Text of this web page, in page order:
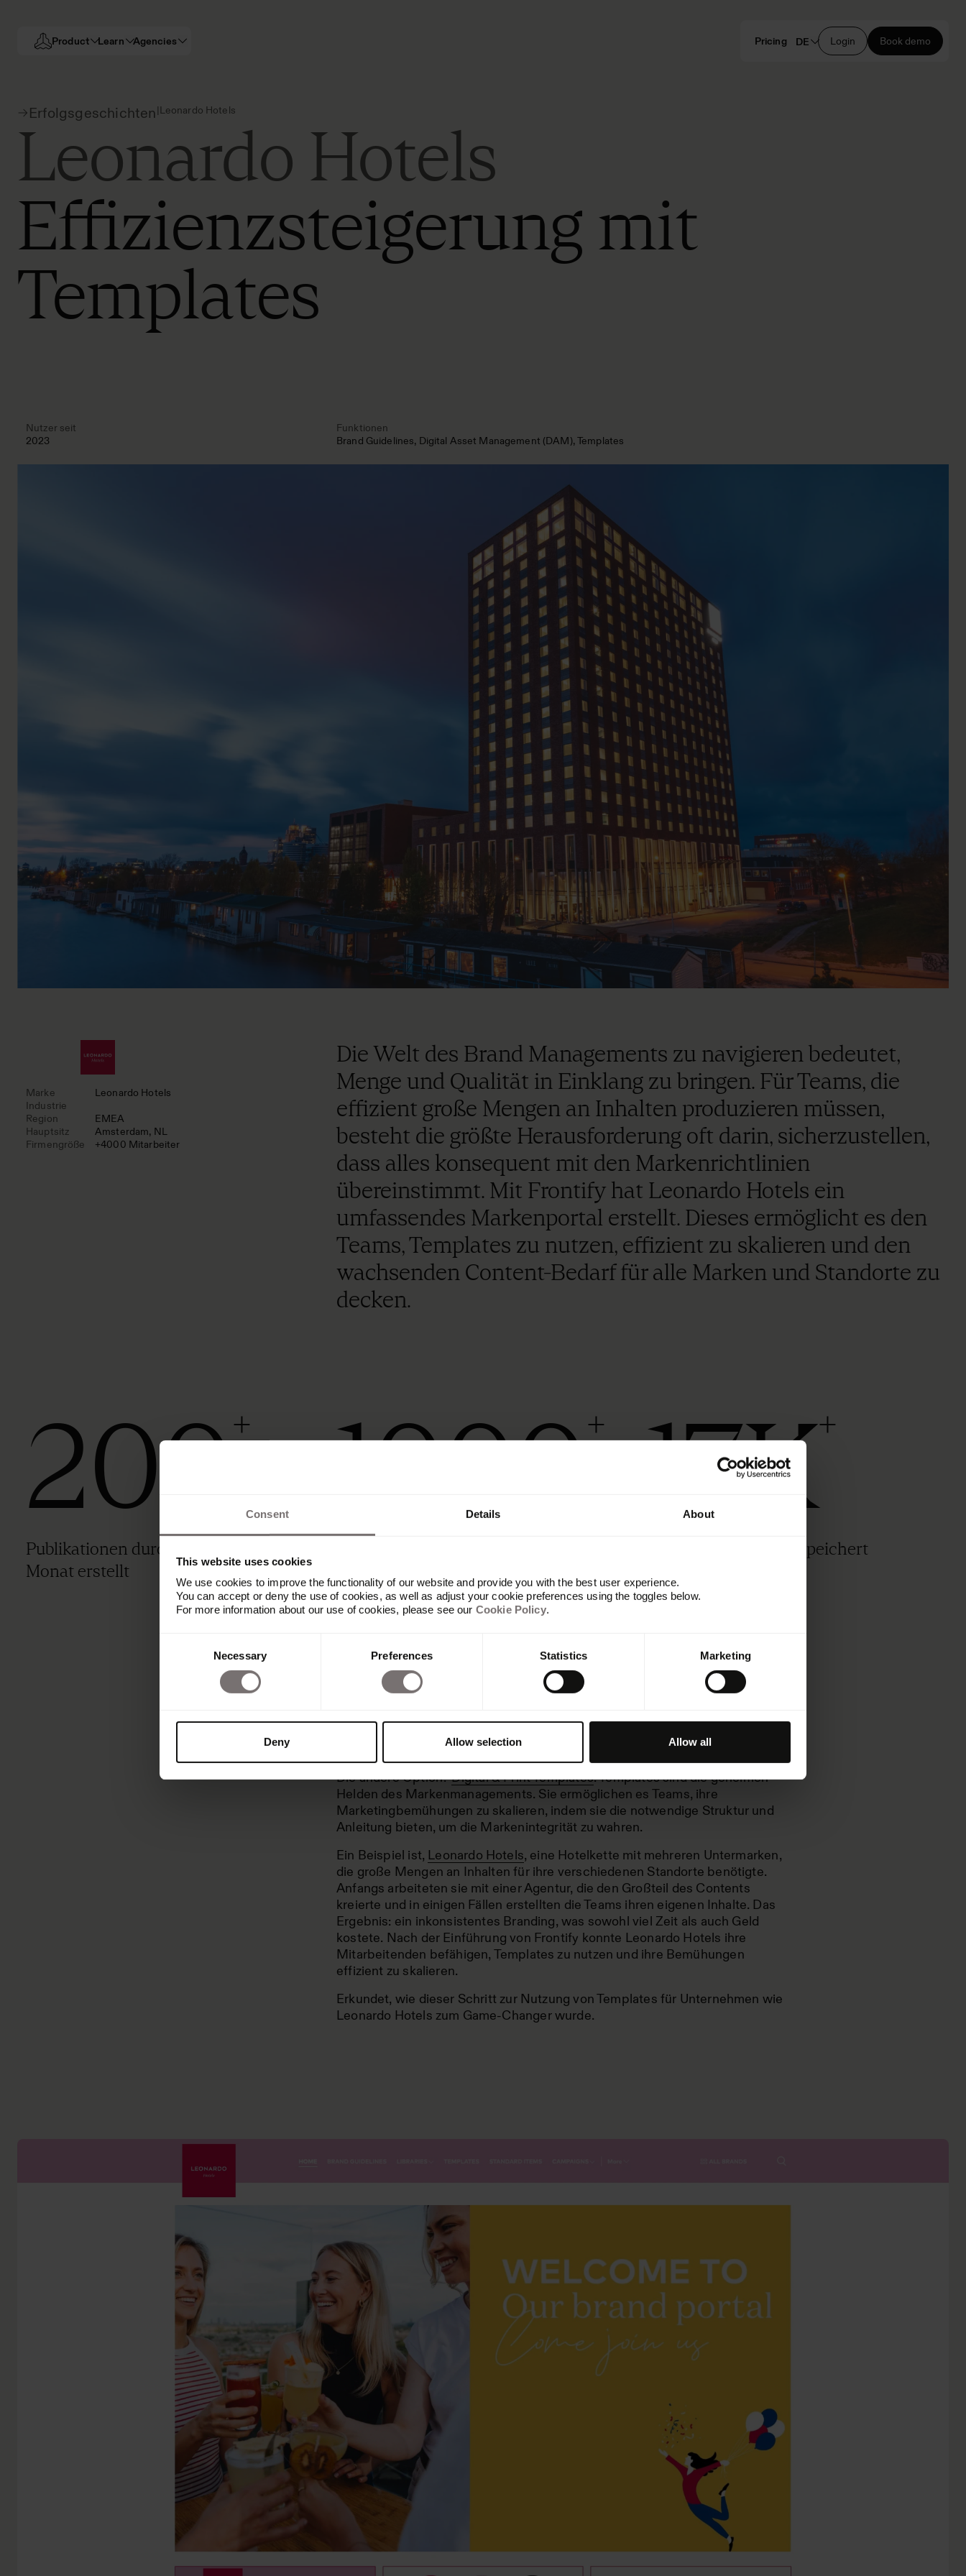
Consent Details About
This website uses cookies
We use cookies to improve the functionality of our website and provide you with the best user experience.
You can accept or deny the use of cookies, as well as adjust your cookie preferences using the toggles below.
For more information about our use of cookies, please see our Cookie Policy.
Necessary Preferences Statistics Marketing
Deny Allow selection Allow all
Product Learn Agencies Pricing DE Login Book demo
Erfolgsgeschichten|Leonardo Hotels
Leonardo Hotels
Effizienzsteigerung mit
Templates
Nutzer seit
2023
Funktionen
Brand Guidelines Digital Asset Management (DAM) Templates
Marke
Leonardo Hotels
Industrie
Region
EMEA
Hauptsitz
Amsterdam, NL
Firmengröße
+4000 Mitarbeiter
Die Welt des Brand Managements zu navigieren bedeutet,
Menge und Qualität in Einklang zu bringen. Für Teams, die
effizient große Mengen an Inhalten produzieren müssen,
besteht die größte Herausforderung oft darin, sicherzustellen,
dass alles konsequent mit den Markenrichtlinien
übereinstimmt. Mit Frontify hat Leonardo Hotels ein
umfassendes Markenportal erstellt. Dieses ermöglicht es den
Teams, Templates zu nutzen, effizient zu skalieren und den
wachsenden Content-Bedarf für alle Marken und Standorte zu
decken.
200+
Publikationen durchschnittlich pro
Monat erstellt
1000+ 17K+
Assets in Frontify gespeichert
Die andere Option?Digital & Print Templates. Templates sind die geheimen
Helden des Markenmanagements. Sie ermöglichen es Teams, ihre
Marketingbemühungen zu skalieren, indem sie die notwendige Struktur und
Anleitung bieten, um die Markenintegrität zu wahren.
Ein Beispiel ist, Leonardo Hotels, eine Hotelkette mit mehreren Untermarken,
die große Mengen an Inhalten für ihre verschiedenen Standorte benötigte.
Anfangs arbeiteten sie mit einer Agentur, die den Großteil des Contents
kreierte und in einigen Fällen erstellten die Teams ihren eigenen Inhalte. Das
Ergebnis: ein inkonsistentes Branding, was sowohl viel Zeit als auch Geld
kostete. Nach der Einführung von Frontify konnte Leonardo Hotels ihre
Mitarbeitenden befähigen, Templates zu nutzen und ihre Bemühungen
effizient zu skalieren.
Erkundet, wie dieser Schritt zur Nutzung von Templates für Unternehmen wie
Leonardo Hotels zum Game-Changer wurde.